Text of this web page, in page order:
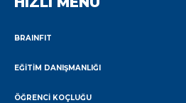
BRAINFIT
EĞITIM DANIŞMANLIĞI
ÖĞRENCI KOÇLUĞU